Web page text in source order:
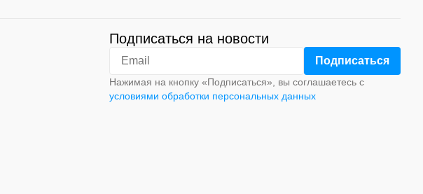
Подписаться на новости
Нажимая на кнопку «Подписаться», вы соглашаетесь с
условиями обработки персональных данных